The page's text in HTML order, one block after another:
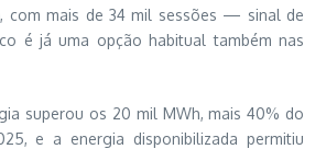
com mais de 34 mil sessões — sinal de
é já uma opção habitual também nas
superou os 20 mil MWh, mais 40% do
e a energia disponibilizada permitiu